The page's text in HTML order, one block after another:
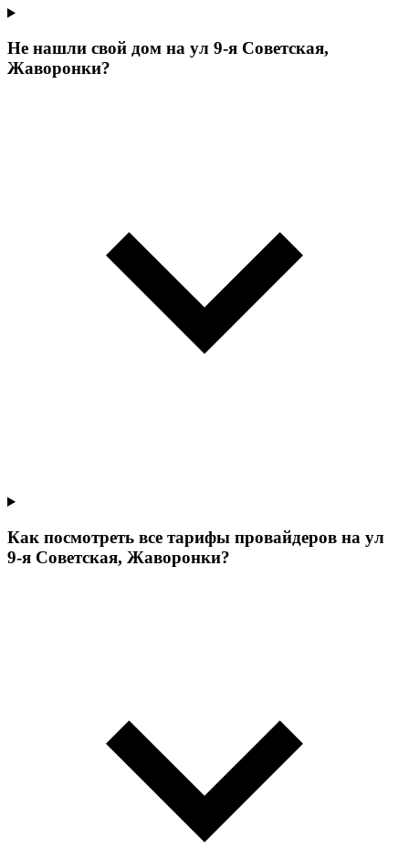
Не нашли свой дом на ул 9-я Советская,
Жаворонки?
Как посмотреть все тарифы провайдеров на ул
9-я Советская, Жаворонки?